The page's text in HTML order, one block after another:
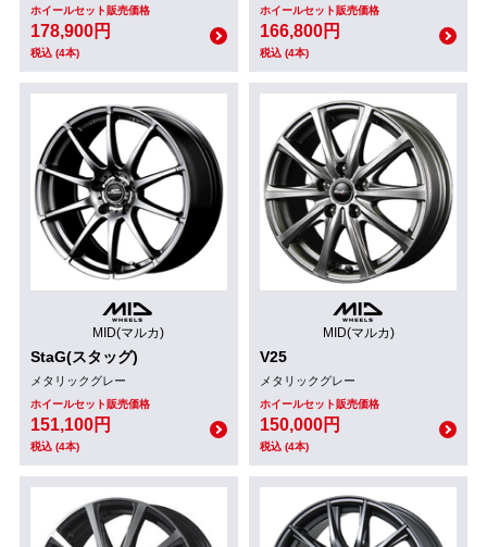
ホイールセット販売価格
178,900円
税込 (4本)
ホイールセット販売価格
166,800円
税込 (4本)
MID(マルカ)
StaG(スタッグ)
メタリックグレー
ホイールセット販売価格
151,100円
税込 (4本)
MID(マルカ)
V25
メタリックグレー
ホイールセット販売価格
150,000円
税込 (4本)